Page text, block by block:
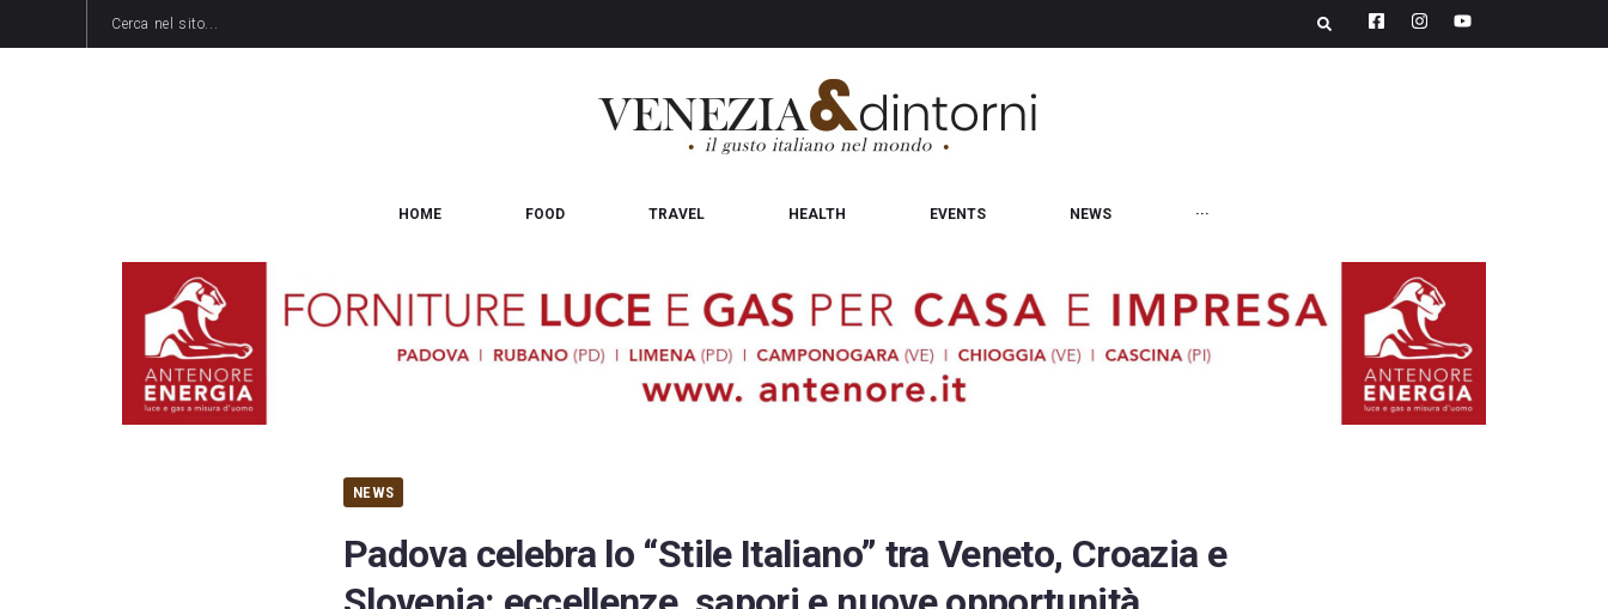
HOME FOOD TRAVEL HEALTH EVENTS NEWS ···
NEWS
Padova celebra lo “Stile Italiano” tra Veneto, Croazia e